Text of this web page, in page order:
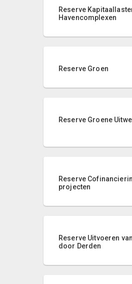
Reserve
Havencomplexen
Reserve Groen
Reserve Groene
Reserve
projecten
Reserve Uitvoeren
door Derden